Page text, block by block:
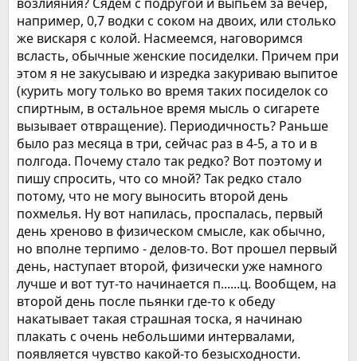
например, 0,7 водки с соком на двоих, или столько
же вискаря с колой. Насмеемся, наговоримся
всласть, обычные женские посиделки. Причем при
этом я не закусываю и изредка закуриваю выпитое
(курить могу только во время таких посиделок со
спиртным, в остальное время мысль о сигарете
вызывает отвращение). Периодичность? Раньше
было раз месяца в три, сейчас раз в 4-5, а то и в
полгода. Почему стало так редко? Вот поэтому и
пишу спросить, что со мной? Так редко стало
потому, что не могу выносить второй день
похмелья. Ну вот напилась, проспалась, первый
день хреново в физическом смысле, как обычно,
но вполне терпимо - делов-то. Вот прошел первый
день, наступает второй, физически уже намного
лучше и вот тут-то начинается п......ц. Вообщем, на
второй день после пьянки где-то к обеду
накатывает такая страшная тоска, я начинаю
плакать с очень небольшими интервалами,
появляется чувство какой-то безысходности.